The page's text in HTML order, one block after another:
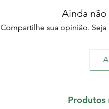
Ainda não
Compartilhe sua opinião.
Produtos